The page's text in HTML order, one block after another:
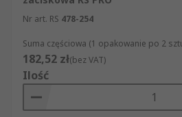
Nr art. RS 478-254
Suma częściowa (1 opakowanie po 2
182,52 zł(bez VAT)
Ilość